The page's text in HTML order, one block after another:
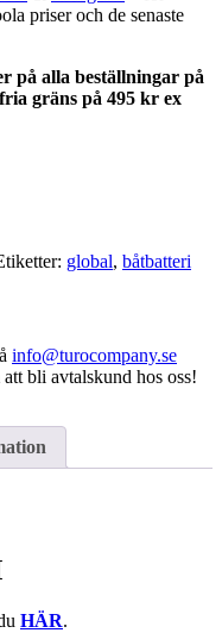
priser och de senaste
på alla beställningar på
gräns på 495 kr ex
global, båtbatteri
info@turocompany.se
bli avtalskund hos oss!
HÄR.